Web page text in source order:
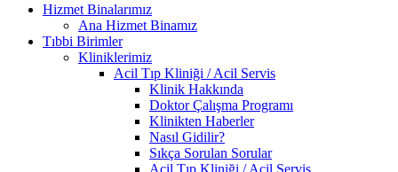
Hizmet Binalarımız
Ana Hizmet Binamız
Tıbbi Birimler
Kliniklerimiz
Acil Tıp Kliniği / Acil Servis
Klinik Hakkında
Doktor Çalışma Programı
Klinikten Haberler
Nasıl Gidilir?
Sıkça Sorulan Sorular
Acil Tıp Kliniği / Acil Servis